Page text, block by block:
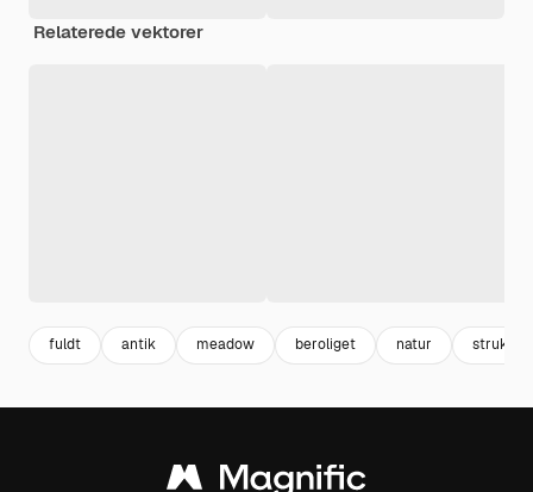
Relaterede vektorer
fuldt antik meadow beroliget natur struktur